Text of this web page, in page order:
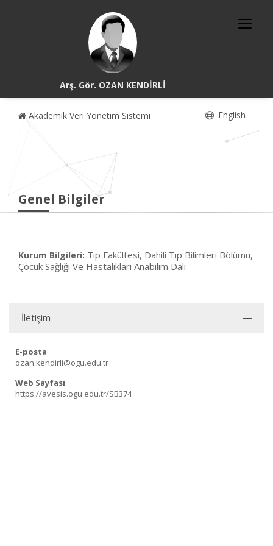
Arş. Gör. OZAN KENDİRLİ
Akademik Veri Yönetim Sistemi English
Genel Bilgiler
Kurum Bilgileri: Tıp Fakültesi, Dahili Tıp Bilimleri Bölümü,
Çocuk Sağlığı Ve Hastalıkları Anabilim Dalı
İletişim
E-posta
ozan.kendirli@ogu.edu.tr
Web Sayfası
https://avesis.ogu.edu.tr/SB374